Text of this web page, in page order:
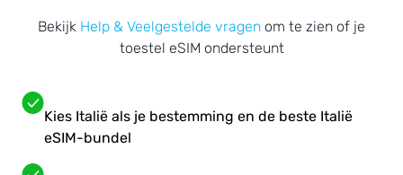
Bekijk Help & Veelgestelde vragen om te zien of je
toestel eSIM ondersteunt
Kies Italië als je bestemming en de beste Italië
eSIM-bundel